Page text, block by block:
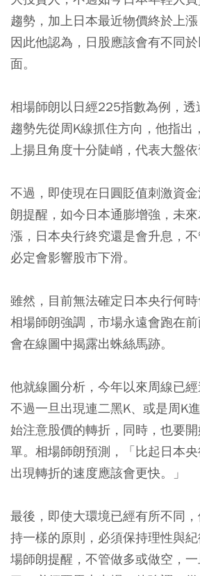
趨勢，加上日本最近物價終於上漲
因此他認為，日股應該會有不同
面。
相場師朗以日經225指數為例，透
趨勢先從周K線抓住方向，他指出
上揚且角度十分陡峭，代表大盤依
不過，即使現在日圓貶值刺激資
朗提醒，如今日本通膨增強，未
漲，日本央行終究還是會升息，
必定會影響股市下滑。
雖然，目前無法確定日本央行何
相場師朗強調，市場永遠會跑在
會在線圖中揭露出蛛絲馬跡。
他就線圖分析，今年以來周線已經
不過一旦出現連二黑K、或是周K
始注意股價的轉折，同時，也要
單。相場師朗預測，「比起日本
出現轉折的速度應該會更快。」
最後，即使大環境已經有所不同
持一樣的原則，必須保持理性與
場師朗提醒，不管做多或做空，